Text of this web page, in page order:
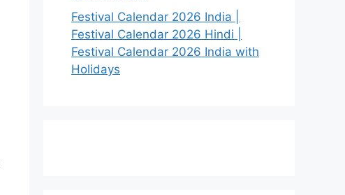
Festival Calendar 2026 India |
Festival Calendar 2026 Hindi |
Festival Calendar 2026 India with
Holidays